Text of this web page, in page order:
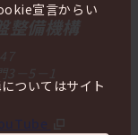
宣言からい
ついてはサイト
整備機構
3－5－1